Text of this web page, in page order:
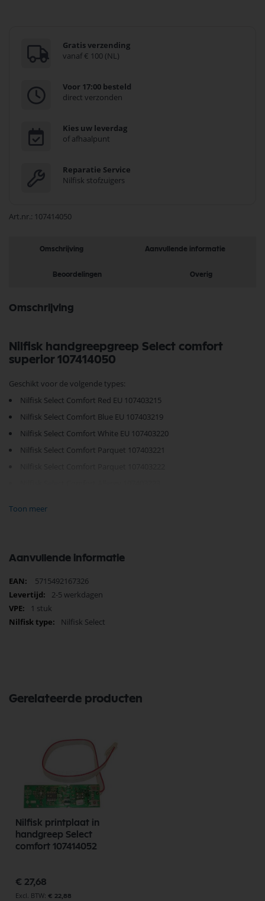
Gratis verzending
vanaf € 100 (NL)
Voor 17:00 besteld
direct verzonden
Kies uw leverdag
of afhaalpunt
Reparatie Service
Nilfisk stofzuigers
Art.nr. 107414050
Omschrijving Aanvullende informatie
Beoordelingen Overig
Omschrijving
Nilfisk handgreepgreep Select comfort
superior 107414050
Geschikt voor de volgende types:
Nilfisk Select Comfort Red EU 107403215
Nilfisk Select Comfort Blue EU 107403219
Nilfisk Select Comfort White EU 107403220
Nilfisk Select Comfort Parquet 107403221
Nilfisk handgrepen
Behuizing
Nilfisk Onderdelen
Koop nu de Nilfisk handgreep Select comfort superior 107414050 van
het merk Nilfisk. Nilfisk Onderdelen biedt hoogwaardige oplossingen
Toon meer
Aanvullende informatie
Meer
informatie
5715492167326
2-5 werkdagen
1 stuk
Nilfisk Select
Gerelateerde producten
Nilfisk printplaat in
handgreep Select
comfort 107414052
€ 27,68
€ 22,88